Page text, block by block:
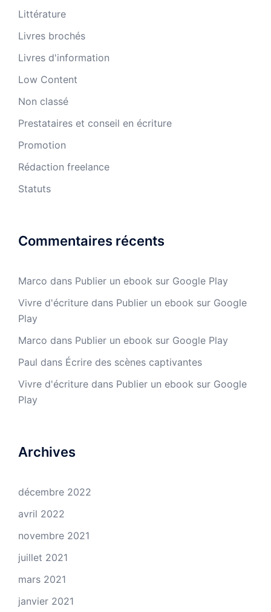
Littérature
Livres brochés
Livres d'information
Low Content
Non classé
Prestataires et conseil en écriture
Promotion
Rédaction freelance
Statuts
Commentaires récents
Marco dans Publier un ebook sur Google Play
Vivre d'écriture dans Publier un ebook sur Google
Play
Marco dans Publier un ebook sur Google Play
Paul dans Écrire des scènes captivantes
Vivre d'écriture dans Publier un ebook sur Google
Play
Archives
décembre 2022
avril 2022
novembre 2021
juillet 2021
mars 2021
janvier 2021